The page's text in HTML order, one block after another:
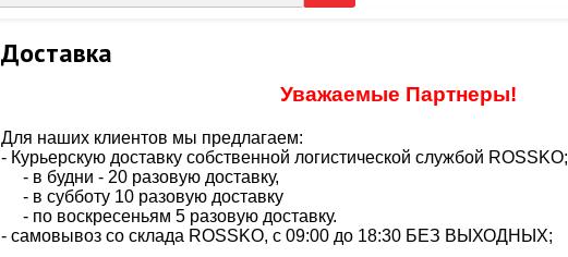
Доставка
Уважаемые Партнеры!
Для наших клиентов мы предлагаем:
- Курьерскую доставку собственной логистической службой ROSSKO;
- в будни - 20 разовую доставку,
- в субботу 10 разовую доставку
- по воскресеньям 5 разовую доставку.
- самовывоз со склада ROSSKO, с 09:00 до 18:30 БЕЗ ВЫХОДНЫХ;